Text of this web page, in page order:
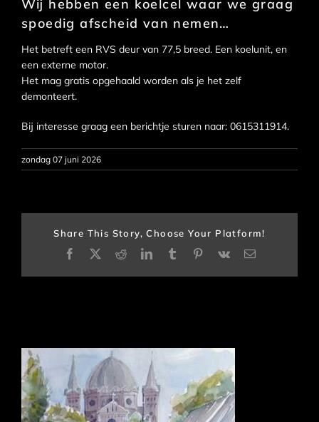
Wij hebben een koelcel waar we graag
spoedig afscheid van nemen…
Het betreft een RVS deur van 77,5 breed. Een koelunit, en
een externe motor.
Het mag gratis opgehaald worden als je het zelf
demonteert.
Bij interesse graag een berichtje sturen naar: 0615311914.
zondag 07 juni 2026
Share This Story, Choose Your Platform!
Facebook
X RedditLinkedInTumblrPinterest
Vk
E-